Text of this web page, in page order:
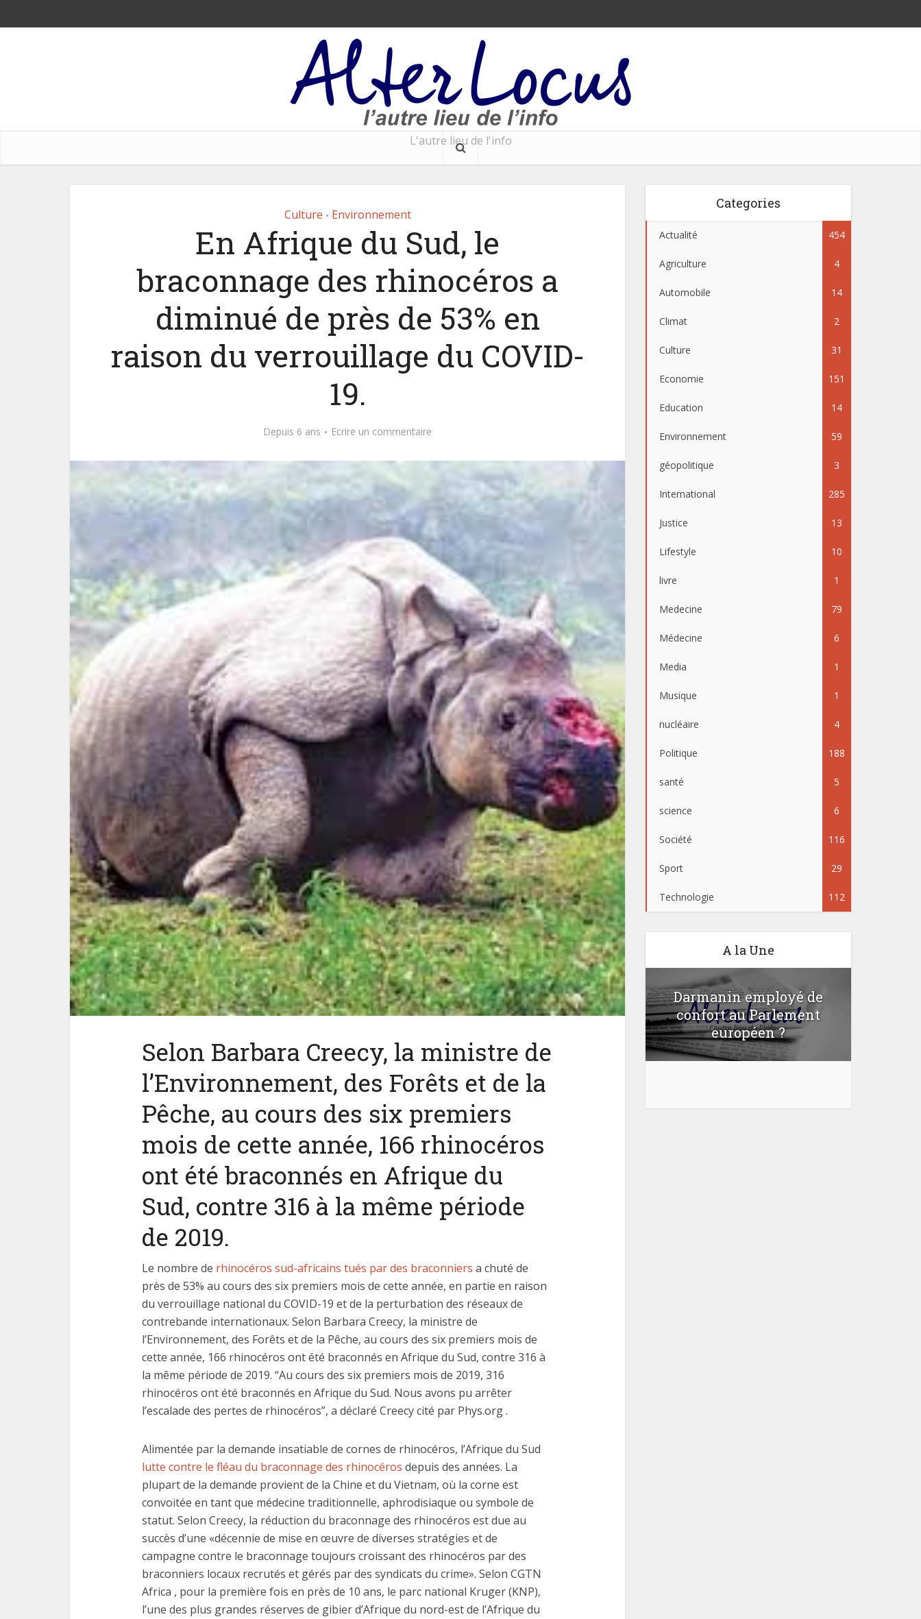
L'autre lieu de l'info
Culture • Environnement
En Afrique du Sud, le
braconnage des rhinocéros a
diminué de près de 53% en
raison du verrouillage du COVID-
19.
Depuis 6 ans Ecrire un commentaire
Selon Barbara Creecy, la ministre de
l’Environnement, des Forêts et de la
Pêche, au cours des six premiers
mois de cette année, 166 rhinocéros
ont été braconnés en Afrique du
Sud, contre 316 à la même période
de 2019.
Le nombre de rhinocéros sud-africains tués par des braconniers a chuté de
près de 53% au cours des six premiers mois de cette année, en partie en raison
du verrouillage national du COVID-19 et de la perturbation des réseaux de
contrebande internationaux. Selon Barbara Creecy, la ministre de
l’Environnement, des Forêts et de la Pêche, au cours des six premiers mois de
cette année, 166 rhinocéros ont été braconnés en Afrique du Sud, contre 316 à
la même période de 2019. “Au cours des six premiers mois de 2019, 316
rhinocéros ont été braconnés en Afrique du Sud. Nous avons pu arrêter
l’escalade des pertes de rhinocéros”, a déclaré Creecy cité par Phys.org .
Alimentée par la demande insatiable de cornes de rhinocéros, l’Afrique du Sud
lutte contre le fléau du braconnage des rhinocéros depuis des années. La
plupart de la demande provient de la Chine et du Vietnam, où la corne est
convoitée en tant que médecine traditionnelle, aphrodisiaque ou symbole de
statut. Selon Creecy, la réduction du braconnage des rhinocéros est due au
succès d’une «décennie de mise en œuvre de diverses stratégies et de
campagne contre le braconnage toujours croissant des rhinocéros par des
braconniers locaux recrutés et gérés par des syndicats du crime». Selon CGTN
Africa , pour la première fois en près de 10 ans, le parc national Kruger (KNP),
l’une des plus grandes réserves de gibier d’Afrique du nord-est de l’Afrique du
Categories
Actualité 454
Agriculture 4
Automobile 14
Climat 2
Culture 31
Economie 151
Education 14
Environnement 59
géopolitique 3
International 285
Justice 13
Lifestyle 10
livre 1
Medecine 79
Médecine 6
Media 1
Musique 1
nucléaire 4
Politique 188
santé 5
science 6
Société 116
Sport 29
Technologie 112
A la Une
Les dépenses de
fonctionnement de l’Etat
explosent
Pacifique
Darmanin employé de
confort au Parlement
européen ?